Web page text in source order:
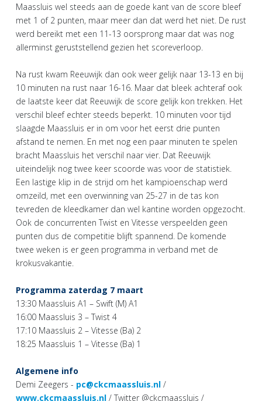
Maassluis wel steeds aan de goede kant van de score bleef
met 1 of 2 punten, maar meer dan dat werd het niet. De rust
werd bereikt met een 11-13 oorsprong maar dat was nog
allerminst geruststellend gezien het scoreverloop.
Na rust kwam Reeuwijk dan ook weer gelijk naar 13-13 en bij
10 minuten na rust naar 16-16. Maar dat bleek achteraf ook
de laatste keer dat Reeuwijk de score gelijk kon trekken. Het
verschil bleef echter steeds beperkt. 10 minuten voor tijd
slaagde Maassluis er in om voor het eerst drie punten
afstand te nemen. En met nog een paar minuten te spelen
bracht Maassluis het verschil naar vier. Dat Reeuwijk
uiteindelijk nog twee keer scoorde was voor de statistiek.
Een lastige klip in de strijd om het kampioenschap werd
omzeild, met een overwinning van 25-27 in de tas kon
tevreden de kleedkamer dan wel kantine worden opgezocht.
Ook de concurrenten Twist en Vitesse verspeelden geen
punten dus de competitie blijft spannend. De komende
twee weken is er geen programma in verband met de
krokusvakantie.
Programma zaterdag 7 maart
13:30 Maassluis A1 – Swift (M) A1
16:00 Maassluis 3 – Twist 4
17:10 Maassluis 2 – Vitesse (Ba) 2
18:25 Maassluis 1 – Vitesse (Ba) 1
Algemene info
Demi Zeegers - pc@ckcmaassluis.nl /
www.ckcmaassluis.nl / Twitter @ckcmaassluis /